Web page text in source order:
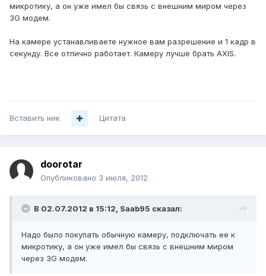
микротику, а он уже имел бы связь с внешним миром через
3G модем.
На камере устанавливаете нужное вам разрешение и 1 кадр в
секунду. Все отлично работает. Камеру лучше брать AXIS.
Вставить ник Цитата
doorotar
Опубликовано 3 июля, 2012
В 02.07.2012 в 15:12, Saab95 сказал:
Надо было покупать обычную камеру, подключать ее к
микротику, а он уже имел бы связь с внешним миром
через 3G модем.